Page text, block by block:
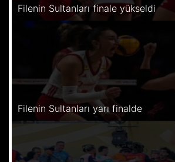
Filenin Sultanları finale yükseldi
Filenin Sultanları yarı finalde